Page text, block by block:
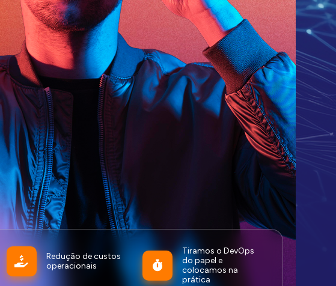
Redução de custos
operacionais
Tiramos o DevOps
do papel e
colocamos na
prática